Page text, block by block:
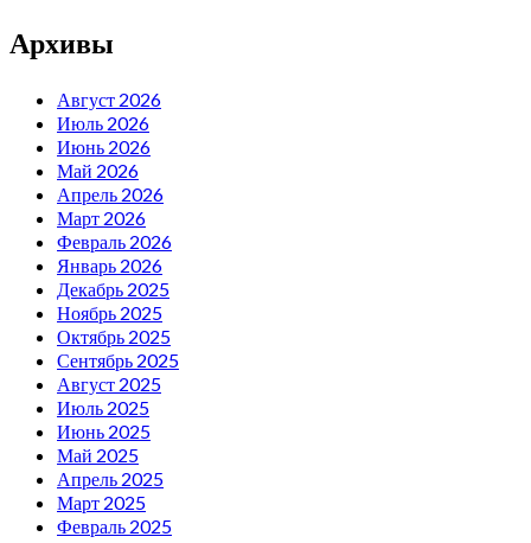
Архивы
Август 2026
Июль 2026
Июнь 2026
Май 2026
Апрель 2026
Март 2026
Февраль 2026
Январь 2026
Декабрь 2025
Ноябрь 2025
Октябрь 2025
Сентябрь 2025
Август 2025
Июль 2025
Июнь 2025
Май 2025
Апрель 2025
Март 2025
Февраль 2025